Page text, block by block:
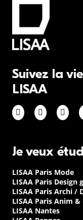
Suivez la
LISAA
Je veux
LISAA Paris Mode
LISAA Paris Design
LISAA Paris Archi /
LISAA Paris Anim &
LISAA Nantes